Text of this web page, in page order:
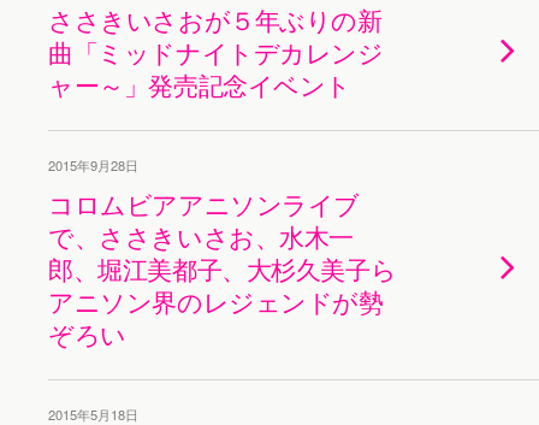
ささきいさおが５年ぶりの新
曲「ミッドナイトデカレンジ
ャー～」発売記念イベント
2015年9月28日
コロムビアアニソンライブ
で、ささきいさお、水木一
郎、堀江美都子、大杉久美子ら
アニソン界のレジェンドが勢
ぞろい
2015年5月18日